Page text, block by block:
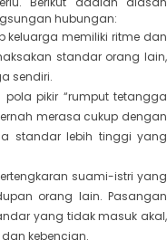
hubungan:
keluarga memiliki ritme dan
standar orang lain,
sendiri.
pola pikir “rumput tetangga
merasa cukup dengan
standar lebih tinggi yang
suami-istri yang
orang lain. Pasangan
yang tidak masuk akal,
kebencian.